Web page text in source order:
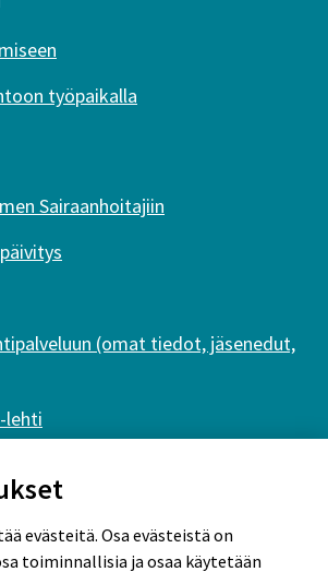
työpaikalla
Sairaanhoitajiin
(omat tiedot, jäsenedut,
lehti
evästeitä. Osa evästeistä on
toiminnallisia ja osaa käytetään